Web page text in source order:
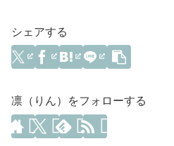
シェアする
凛（りん）をフォローする